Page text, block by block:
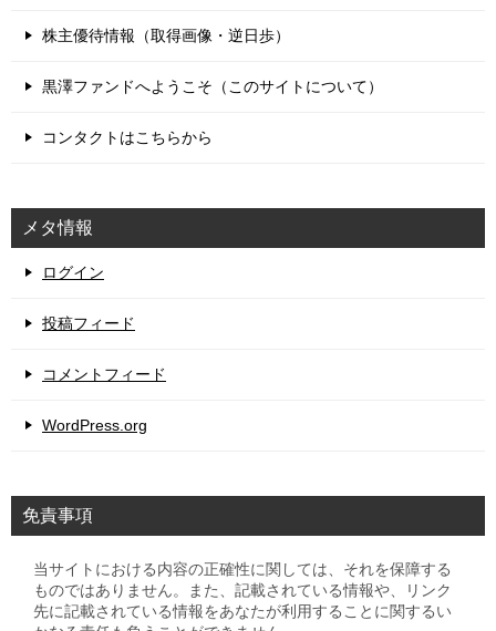
株主優待情報（取得画像・逆日歩）
黒澤ファンドへようこそ（このサイトについて）
コンタクトはこちらから
メタ情報
ログイン
投稿フィード
コメントフィード
WordPress.org
免責事項
当サイトにおける内容の正確性に関しては、それを保障する
ものではありません。また、記載されている情報や、リンク
先に記載されている情報をあなたが利用することに関するい